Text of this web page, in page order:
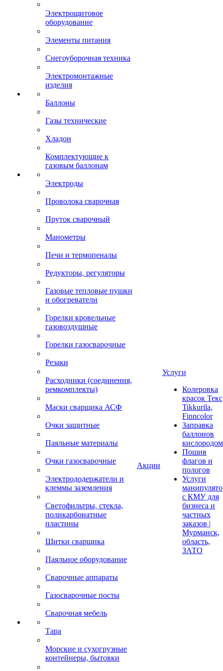
Электрощитовое
оборудование
Элементы питания
Снегоуборочная техника
Электромонтажные
изделия
Баллоны
Газы технические
Хладон
Комплектующие к
газовым баллонам
Электроды
Проволока сварочная
Пруток сварочный
Манометры
Печи и термопеналы
Редукторы, регуляторы
Газовые тепловые пушки
и обогреватели
Горелки кровельные
газовоздушные
Горелки газосварочные
Резаки
Расходники (соединения,
ремкомплекты)
Маски сварщика АСФ
Очки защитные
Паяльные материалы
Очки газосварочные
Электрододержатели и
клеммы заземления
Светофильтры, стекла,
поликарбонатные
пластины
Щитки сварщика
Паяльное оборудование
Сварочные аппараты
Газосварочные посты
Сварочная мебель
Тара
Морские и сухогрузные
контейнеры, бытовки
Акции
Услуги
Колеровка
красок
Tikkurila,
Finncolor
Заправка
баллонов
кислородом
Пошив
флагов и
пологов
Услуги
с КМУ для
бизнеса и
частных
заказов |
Мурманск,
область,
ЗАТО